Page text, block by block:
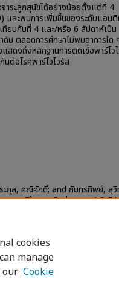
าระลูกสุนัขได้อย่างน้อยตั้งแต่ที่ 4
และพบการเพิ่มขึ้นของระดับแอน
ทียบกับที่ 4 และ/หรือ 6 สัปดาห์เป็น
บ ตลอดการศึกษาไม่พบอาการใด
สดงถึงหลักฐานการติดเชื้อพาร์โว
ต่อโรคพาร์โวไวรัส
ะกุล, คณิศักดิ์; and กัมทรทิพย์, สุ
รมชาติในลูกสุนัข ช่วงอายุ 4-8 สั
cookies
manage
our Cookie